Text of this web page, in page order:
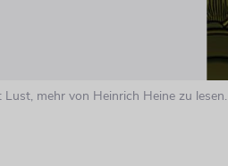
Lust, mehr von Heinrich Heine zu lesen.